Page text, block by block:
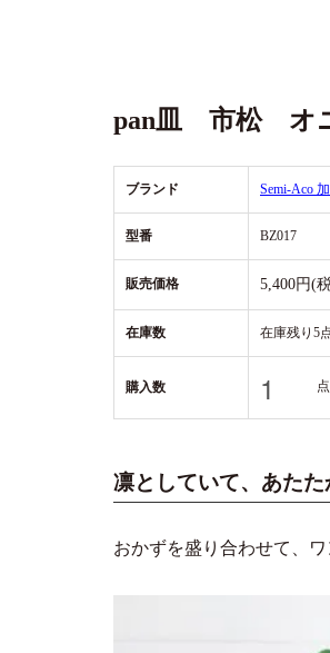
pan皿 市松 オ
ブランド Semi-Aco
型番 BZ017
販売価格 5,400円(
在庫数 在庫残り5
購入数 点
凛としていて、あた
おかずを盛り合わせて、